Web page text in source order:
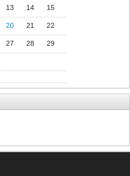
13 14 15
20 21 22
27 28 29